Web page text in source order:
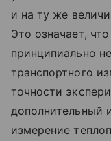
и на ту же
Это означает,
принципиально
транспортного
точности
дополнительный
измерение